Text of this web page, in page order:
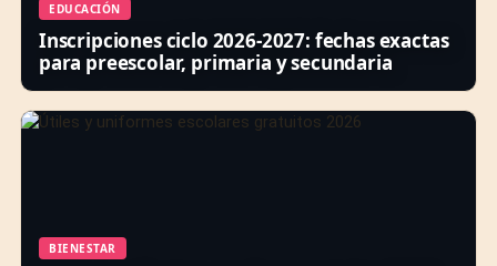
EDUCACIÓN
Inscripciones ciclo 2026-2027: fechas exactas
para preescolar, primaria y secundaria
BIENESTAR